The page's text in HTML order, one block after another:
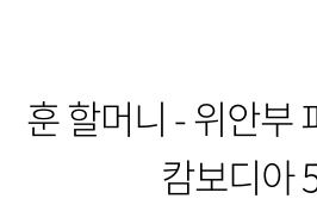
훈 할머니 - 위안부
캄보디아